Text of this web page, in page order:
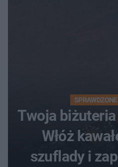
Twoja
Włóż
szuflady i